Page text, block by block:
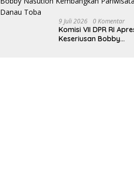
9 Juli 2026 0 Komentar
Komisi VII DPR RI
Keseriusan Bobby